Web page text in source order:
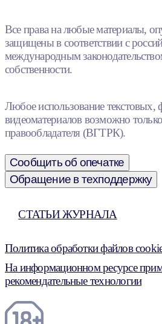
Все права на любые материалы,
защищены в соответствии с
международным
собственности.
Любое использование текстовых,
видеоматериалов возможно
правообладателя (ВГТРК).
Сообщить об опечатке
Обращение в техподдержку
СТАТЬИ ЖУРНАЛА
Политика обработки файлов
На информационном ресурсе
рекомендательные технологии